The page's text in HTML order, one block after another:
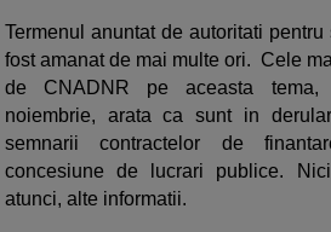
Termenul anuntat de autoritati
fost amanat de mai multe ori. Cele
de CNADNR pe aceasta tema,
noiembrie, arata ca sunt in
semnarii contractelor de
concesiune de lucrari publice.
atunci, alte informatii.